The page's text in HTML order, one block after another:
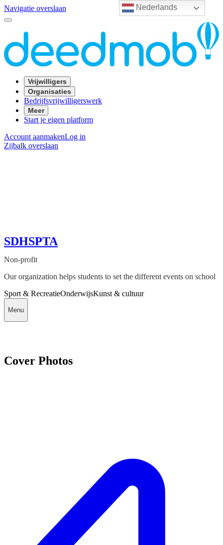
Nederlands
Navigatie overslaan
Vrijwilligers
Organisaties
Bedrijfsvrijwilligerswerk
Meer
Start je eigen platform
Account aanmakenLog in
Zijbalk overslaan
SDHSPTA
Non-profit
Our organization helps students to set the different events on school
Sport & RecreatieOnderwijsKunst & cultuur
Menu
Cover Photos